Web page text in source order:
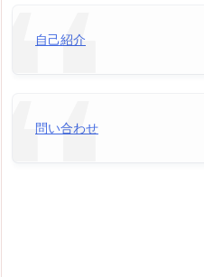
自己紹介
問い合わせ